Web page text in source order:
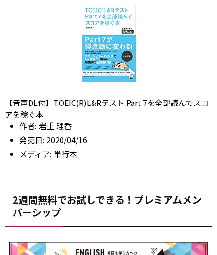
【音声DL付】TOEIC(R)L&Rテスト Part 7を全部読んでスコ
アを稼ぐ本
作者: 岩重 理香
発売日: 2020/04/16
メディア: 単行本
2週間無料でお試しできる！プレミアムメン
バーシップ